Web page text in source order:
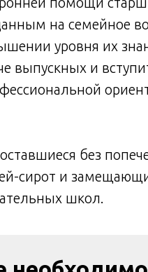
на семейное
уровня их
выпускных и
без
сирот и
школ.